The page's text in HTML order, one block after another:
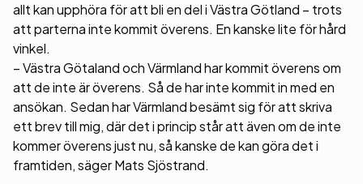
allt kan upphöra för att bli en del i Västra Götland – trots
att parterna inte kommit överens. En kanske lite för hård
vinkel.
– Västra Götaland och Värmland har kommit överens om
att de inte är överens. Så de har inte kommit in med en
ansökan. Sedan har Värmland besämt sig för att skriva
ett brev till mig, där det i princip står att även om de inte
kommer överens just nu, så kanske de kan göra det i
framtiden, säger Mats Sjöstrand.